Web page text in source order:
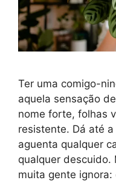
Ter uma comigo-
aquela sensação
nome forte, folhas
resistente. Dá até
aguenta qualquer
qualquer descuido.
muita gente ignora: